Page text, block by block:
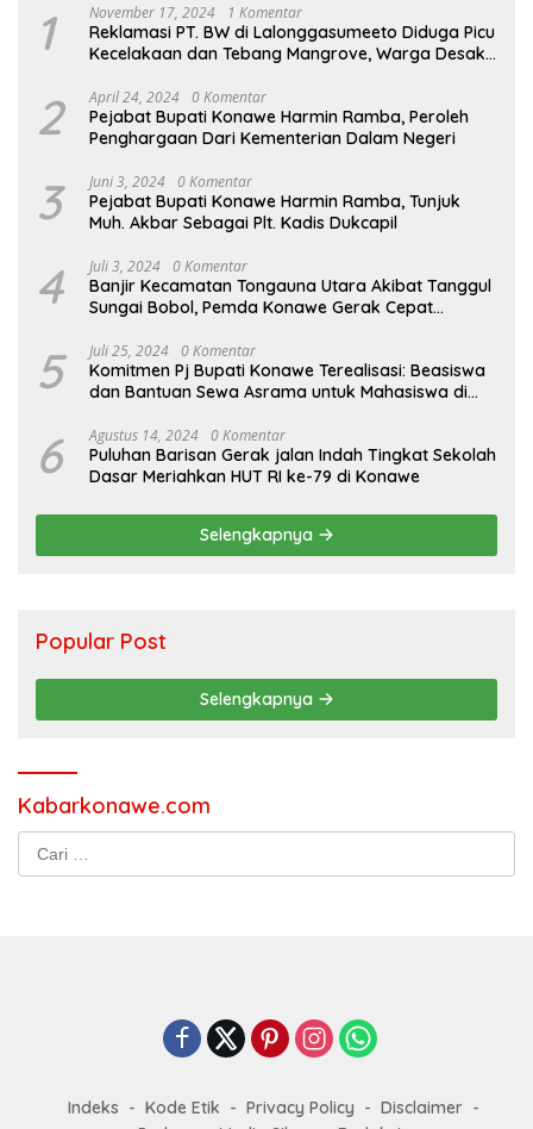
1 November 17, 2024 1 Komentar
Reklamasi PT. BW di Lalonggasumeeto Diduga Picu
Kecelakaan dan Tebang Mangrove, Warga Desak
2 April 24, 2024 0 Komentar
Pejabat Bupati Konawe Harmin Ramba, Peroleh
Penghargaan Dari Kementerian Dalam Negeri
3 Juni 3, 2024 0 Komentar
Pejabat Bupati Konawe Harmin Ramba, Tunjuk
Muh. Akbar Sebagai Plt. Kadis Dukcapil
4 Juli 3, 2024 0 Komentar
Banjir Kecamatan Tongauna Utara Akibat Tanggul
Sungai Bobol, Pemda Konawe Gerak Cepat
5 Juli 25, 2024 0 Komentar
Komitmen Pj Bupati Konawe Terealisasi: Beasiswa
dan Bantuan Sewa Asrama untuk Mahasiswa di
6 Agustus 14, 2024 0 Komentar
Puluhan Barisan Gerak jalan Indah Tingkat Sekolah
Dasar Meriahkan HUT RI ke-79 di Konawe
Selengkapnya
Popular Post
Selengkapnya
Kabarkonawe.com